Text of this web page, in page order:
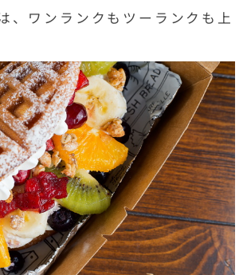
、ワンランクもツーランクも上